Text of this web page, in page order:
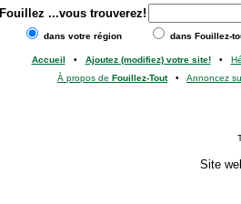
Fouillez ...vous trouverez!
dans votre région dans Fouillez-
Accueil • Ajoutez (modifiez) votre site!•
À propos de Fouillez-Tout• Annoncez
Site